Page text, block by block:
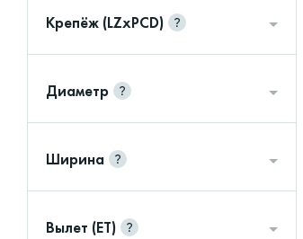
Крепёж (LZxPCD)
Диаметр
Ширина
Вылет (ET)